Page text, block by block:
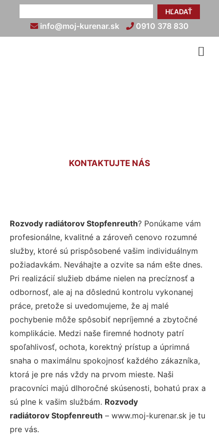
HĽADAŤ
info@moj-kurenar.sk 0910 378 830
KONTAKTUJTE NÁS
Rozvody radiátorov Stopfenreuth? Ponúkame vám
profesionálne, kvalitné a zároveň cenovo rozumné
služby, ktoré sú prispôsobené vašim individuálnym
požiadavkám. Neváhajte a ozvite sa nám ešte dnes.
Pri realizácií služieb dbáme nielen na precíznosť a
odbornosť, ale aj na dôslednú kontrolu vykonanej
práce, pretože si uvedomujeme, že aj malé
pochybenie môže spôsobiť nepríjemné a zbytočné
komplikácie. Medzi naše firemné hodnoty patrí
spoľahlivosť, ochota, korektný prístup a úprimná
snaha o maximálnu spokojnosť každého zákazníka,
ktorá je pre nás vždy na prvom mieste. Naši
pracovníci majú dlhoročné skúsenosti, bohatú prax a
sú plne k vašim službám. Rozvody
radiátorov Stopfenreuth – www.moj-kurenar.sk je tu
pre vás.